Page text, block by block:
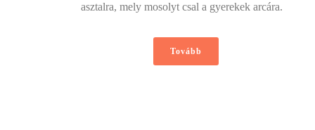
asztalra, mely mosolyt csal a gyerekek arcára.
Tovább